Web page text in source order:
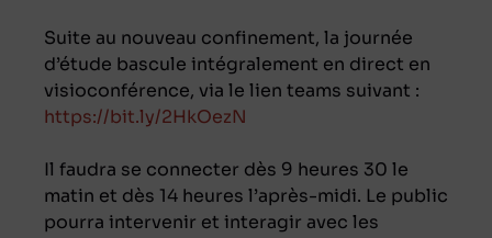
Suite au nouveau confinement, la journée
d’étude bascule intégralement en direct en
visioconférence, via le lien teams suivant :
https://bit.ly/2HkOezN
Il faudra se connecter dès 9 heures 30 le
matin et dès 14 heures l’après-midi. Le public
pourra intervenir et interagir avec les